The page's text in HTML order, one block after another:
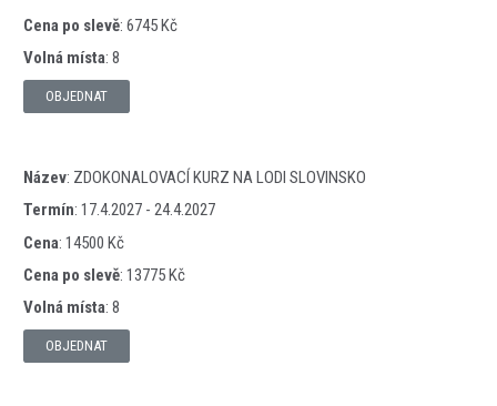
Cena po slevě: 6745 Kč
Volná místa: 8
OBJEDNAT
Název: ZDOKONALOVACÍ KURZ NA LODI SLOVINSKO
Termín: 17.4.2027 - 24.4.2027
Cena: 14500 Kč
Cena po slevě: 13775 Kč
Volná místa: 8
OBJEDNAT